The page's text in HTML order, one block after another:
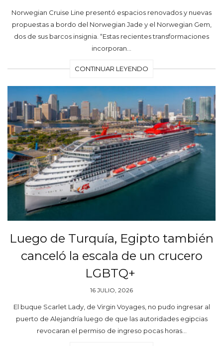
Norwegian Cruise Line presentó espacios renovados y nuevas
propuestas a bordo del Norwegian Jade y el Norwegian Gem,
dos de sus barcos insignia. “Estas recientes transformaciones
incorporan…
CONTINUAR LEYENDO
Luego de Turquía, Egipto también
canceló la escala de un crucero
LGBTQ+
16 JULIO, 2026
El buque Scarlet Lady, de Virgin Voyages, no pudo ingresar al
puerto de Alejandría luego de que las autoridades egipcias
revocaran el permiso de ingreso pocas horas…